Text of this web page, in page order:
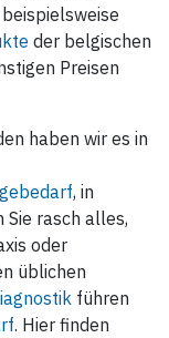
der belgischen
Preisen
haben wir es in
, in
rasch alles,
oder
üblichen
führen
. Hier finden